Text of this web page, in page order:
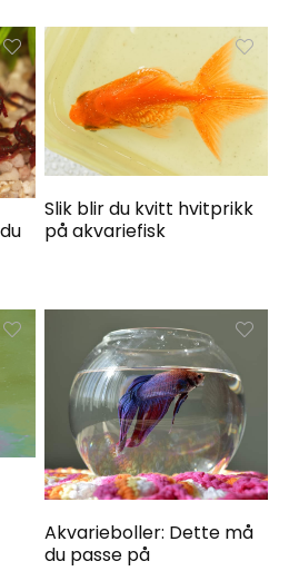
Slik blir du kvitt hvitprikk
på akvariefisk
Akvarieboller: Dette må
du passe på